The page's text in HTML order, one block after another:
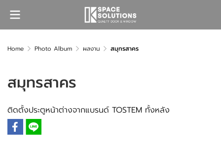
Home Photo Album ผลงาน สมุทรสาคร
สมุทรสาคร
ติดตั้งประตูหน้าต่างจากแบรนด์ TOSTEM ทั้งหลัง